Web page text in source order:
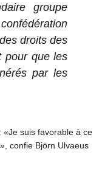
groupe
droits des
pour que les
par les
«Je suis favorable à ce
confie Björn Ulvaeus